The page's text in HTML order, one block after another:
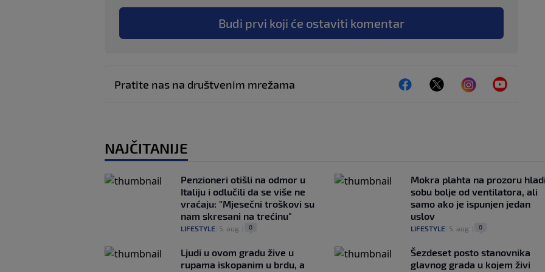
Budi prvi koji će ostaviti komentar
Pratite nas na društvenim mrežama
NAJČITANIJE
Penzioneri otišli na odmor u
Italiju i odlučili da se više ne
vraćaju: "Mjesečni troškovi su
nam skresani na trećinu"
LIFESTYLE 5. aug. 0
Mokra plahta na prozoru hladi
sobu bolje od ventilatora, ali
samo ako je ispunjen jedan
uslov
LIFESTYLE| 5. aug. 0
Ljudi u ovom gradu žive u
rupama iskopanim u brdu, a
Šezdeset posto stanovnika
glavnog grada u kojem živi